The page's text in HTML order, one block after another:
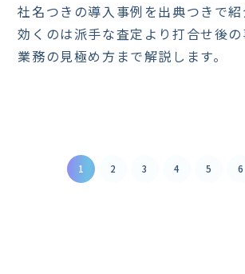
社名つきの導入事例を出典つきで
効くのは派手な査定より打合せ後
業務の見極め方まで解説します。
1 2 3 4 5 6